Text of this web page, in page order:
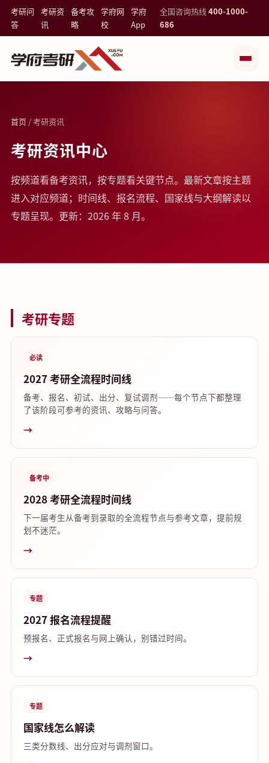
考研问
答
考研资
讯
备考攻
略
学府网
校
学府
App
全国咨询热线400-1000-
686
首页/ 考研资讯
考研资讯中心
按频道看备考资讯，按专题看关键节点。最新文章按主题
进入对应频道；时间线、报名流程、国家线与大纲解读以
专题呈现。更新：2026 年 8 月。
考研专题
必读
2027 考研全流程时间线
备考、报名、初试、出分、复试调剂——每个节点下都整理
了该阶段可参考的资讯、攻略与问答。
→
备考中
2028 考研全流程时间线
下一届考生从备考到录取的全流程节点与参考文章，提前规
划不迷茫。
→
专题
2027 报名流程提醒
预报名、正式报名与网上确认，别错过时间。
→
专题
国家线怎么解读
三类分数线、出分应对与调剂窗口。